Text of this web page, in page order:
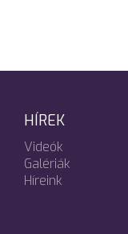
HÍREK
Videók
Galériák
Híreink